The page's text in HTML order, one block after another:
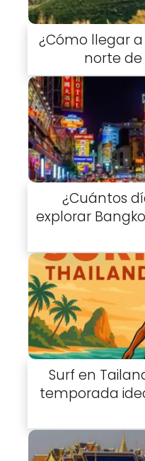
¿Cómo llegar
norte
¿Cuántos
explorar
Surf en
temporada